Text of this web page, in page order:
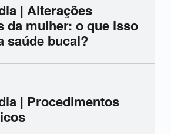
| Alterações
da mulher: o que isso
saúde bucal?
| Procedimentos